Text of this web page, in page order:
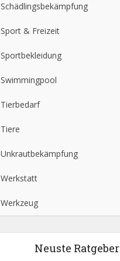
Schädlingsbekämpfung
Sport & Freizeit
Sportbekleidung
Swimmingpool
Tierbedarf
Tiere
Unkrautbekämpfung
Werkstatt
Werkzeug
Neuste Ratgeber